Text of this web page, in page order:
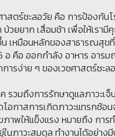
ร์ชะลอวัย คือ การป้องกันโ
ป่วยยาก เสื่อมช้า เพื่อให้เร
เหมือนหลักของสาธารณสุขที่
อ คือ ออกกำลัง อาหาร อาร
ารง่าย ๆ ของเวชศาสตร์ชะ
รวมถึงการรักษาดูแลภาวะเจ็
อกาสการเกิดภาวะแทรกซ้อ
ภาพให้แข็งแรง หมายถึง การ
ในภาวะสมดุล ทำงานได้อย่าง